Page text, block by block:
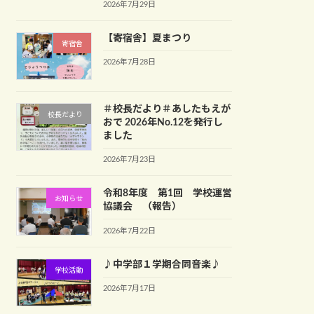
2026年7月29日
寄宿舎
【寄宿舎】夏まつり
2026年7月28日
校長だより
＃校長だより＃あしたもえが
おで 2026年No.12を発行し
ました
2026年7月23日
お知らせ
令和8年度 第1回 学校運営
協議会 （報告）
2026年7月22日
学校活動
♪中学部１学期合同音楽♪
2026年7月17日